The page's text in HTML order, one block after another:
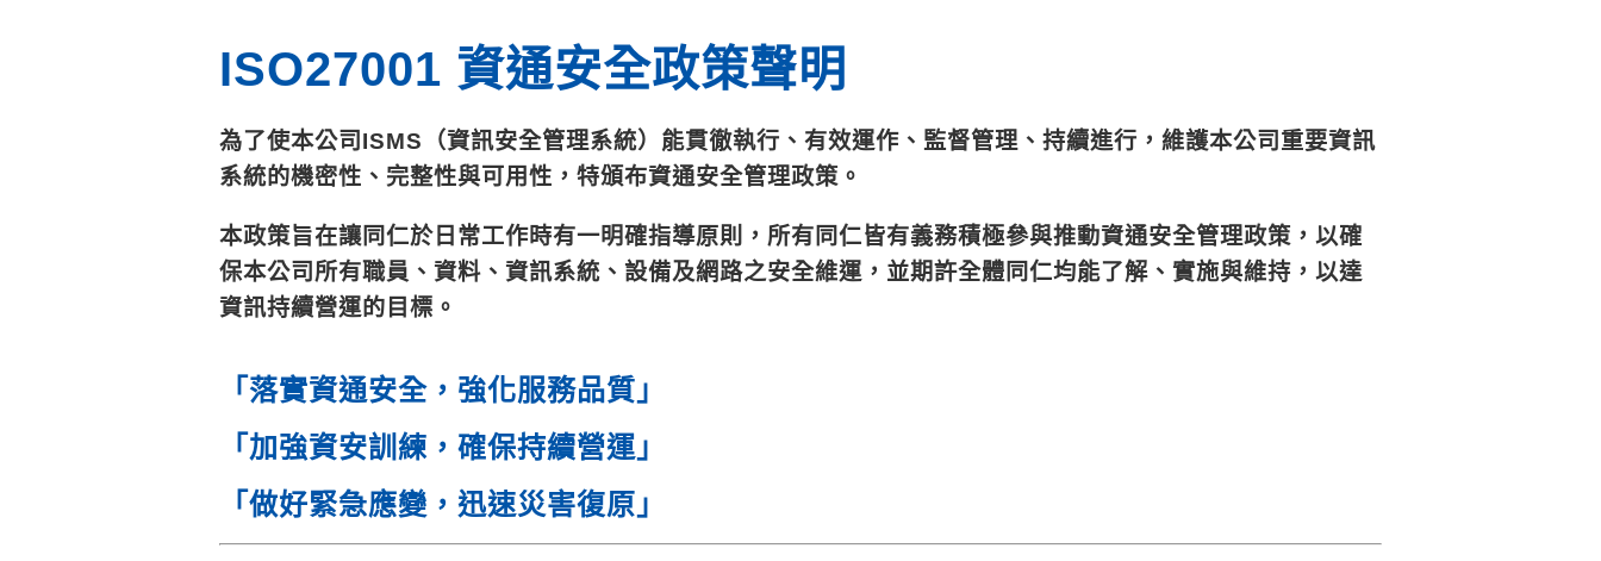
ISO27001 資通安全政策聲明
為了使本公司ISMS（資訊安全管理系統）能貫徹執行、有效運作、監督管理、持續進行，維護本公司重要資訊
系統的機密性、完整性與可用性，特頒布資通安全管理政策。
本政策旨在讓同仁於日常工作時有一明確指導原則，所有同仁皆有義務積極參與推動資通安全管理政策，以確
保本公司所有職員、資料、資訊系統、設備及網路之安全維運，並期許全體同仁均能了解、實施與維持，以達
資訊持續營運的目標。
「落實資通安全，強化服務品質」
「加強資安訓練，確保持續營運」
「做好緊急應變，迅速災害復原」